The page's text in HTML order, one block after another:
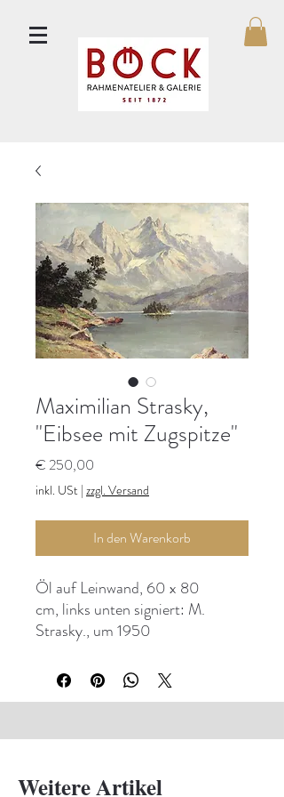
Maximilian Strasky,
"Eibsee mit Zugspitze"
€ 250,00
inkl. USt | zzgl. Versand
In den Warenkorb
Öl auf Leinwand, 60 x 80
cm, links unten signiert: M.
Strasky., um 1950
Weitere Artikel